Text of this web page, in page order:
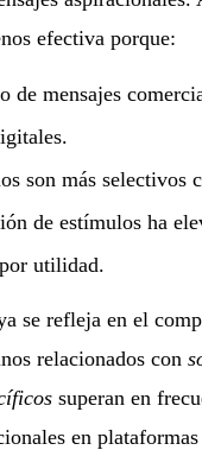
efectiva porque:
de mensajes
son más selectivos
de estímulos ha
utilidad.
se refleja en el
relacionados con
superan en
en